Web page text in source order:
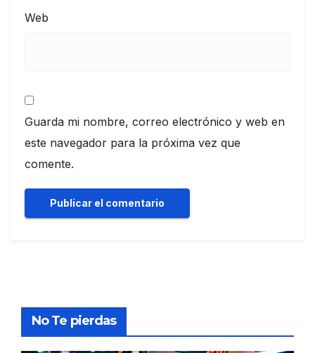
Web
Guarda mi nombre, correo electrónico y web en
este navegador para la próxima vez que
comente.
No Te pierdas